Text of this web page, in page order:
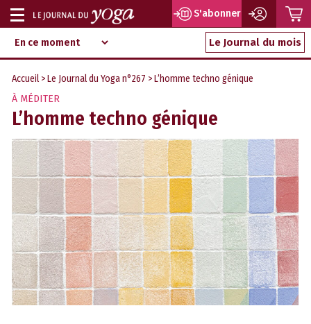
Aller
au
contenu
d‘information
indépendant
Afficher
ou
masquer
la
navigation
S'abonner
Le Journal du mois
Accueil >Le Journal du Yoga n°267 > L’homme techno génique
À MÉDITER
L’homme techno génique